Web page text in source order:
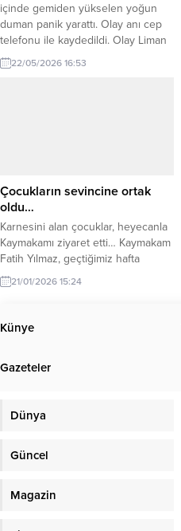
içinde gemiden yükselen yoğun
duman panik yarattı. Olay anı cep
telefonu ile kaydedildi. Olay Liman
girişinde meydana geldi. İddiaya
göre liman içinde demir atan
22/05/2026 16:53
Çocukların sevincine ortak
oldu…
Karnesini alan çocuklar, heyecanla
Kaymakamı ziyaret etti… Kaymakam
Fatih Yılmaz, geçtiğimiz hafta
evlerini ziyaret ettiği çocukların
karne heyecanına ortak oldu.
Kaymakam Fatih Yılmaz’a
karnelerini göstermek üzere
Fatih Yılmaz, çocuklarla yakından
Ziyarette, “Her zaman
21/01/2026 15:24
Künye
Gazeteler
Dünya
Güncel
Magazin